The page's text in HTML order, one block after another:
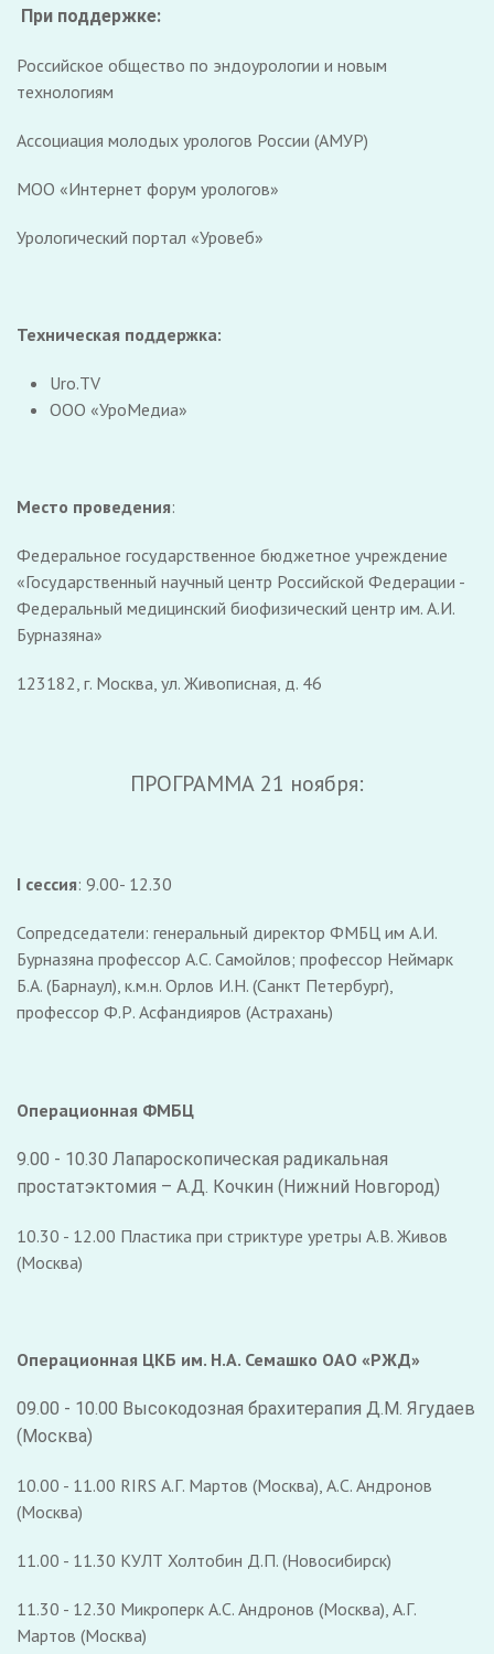
При поддержке:
Российское общество по эндоурологии и новым
технологиям
Ассоциация молодых урологов России (АМУР)
МОО «Интернет форум урологов»
Урологический портал «Уровеб»
Техническая поддержка:
Uro.TV
ООО «УроМедиа»
Место проведения:
Федеральное государственное бюджетное учреждение
«Государственный научный центр Российской Федерации -
Федеральный медицинский биофизический центр им. А.И.
Бурназяна»
123182, г. Москва, ул. Живописная, д. 46
ПРОГРАММА 21 ноября:
I сессия: 9.00- 12.30
Сопредседатели: генеральный директор ФМБЦ им А.И.
Бурназяна профессор А.С. Самойлов; профессор Неймарк
Б.А. (Барнаул), к.м.н. Орлов И.Н. (Санкт Петербург),
профессор Ф.Р. Асфандияров (Астрахань)
Операционная ФМБЦ
9.00 - 10.30 Лапароскопическая радикальная
простатэктомия – А.Д. Кочкин (Нижний Новгород)
10.30 - 12.00 Пластика при стриктуре уретры А.В. Живов
(Москва)
Операционная ЦКБ им. Н.А. Семашко ОАО «РЖД»
09.00 - 10.00 Высокодозная брахитерапия Д.М. Ягудаев
(Москва)
10.00 - 11.00 RIRS А.Г. Мартов (Москва), А.С. Андронов
(Москва)
11.00 - 11.30 КУЛТ Холтобин Д.П. (Новосибирск)
11.30 - 12.30 Микроперк А.С. Андронов (Москва), А.Г.
Мартов (Москва)